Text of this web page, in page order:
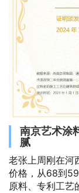
南京艺术涂
腻
老张上周刚在河
价格，从68到
原料、专利工艺